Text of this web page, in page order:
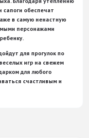
сапоги обеспечат
в самую ненастную
персонажами
для прогулок по
игр на свежем
для любого
счастливым и